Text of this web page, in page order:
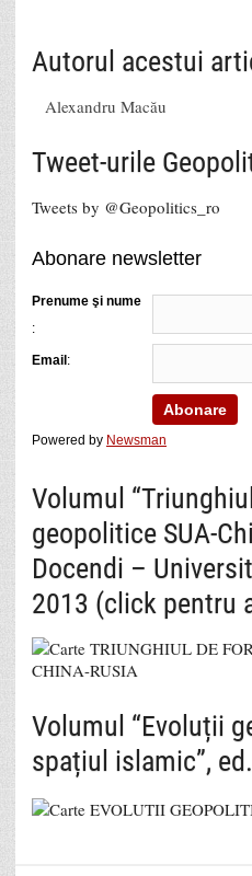
Autorul acestui
Alexandru Macău
Tweet-urile
Tweets by @Geopolitics_ro
Abonare newsletter
Prenume şi nume
:
Email :
Powered by Newsman
Volumul
geopolitice SUA-
Docendi –
2013 (click pentru
Volumul “Evoluții
spațiul islamic”,